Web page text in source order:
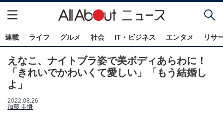
連載 ライフ グルメ 社会 IT・ビジネス エンタメ リサ
えなこ、ナイトブラ姿で美ボディあらわに！
「きれいでかわいくて愛しい」「もう結婚し
よ」
2022.08.26
加藤 圭悟